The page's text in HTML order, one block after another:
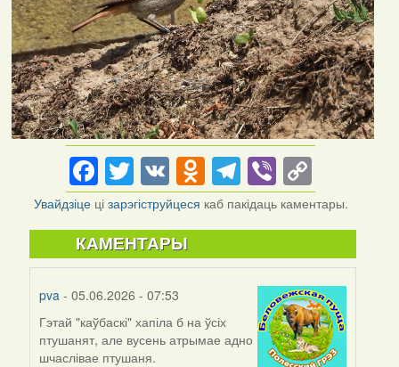
Facebook
Twitter
VKOdnoklassniki
Telegram
Viber
Link
Увайдзіце цізарэгіструйцеся каб пакідаць каментары.
КАМЕНТАРЫ
pva - 05.06.2026 - 07:53
Гэтай "каўбаскі" хапіла б на ўсіх
птушанят, але вусень атрымае адно
шчаслівае птушаня.